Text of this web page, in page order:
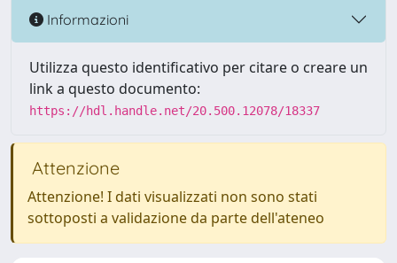
Informazioni
Utilizza questo identificativo per citare o creare un
link a questo documento:
https://hdl.handle.net/20.500.12078/18337
Attenzione
Attenzione! I dati visualizzati non sono stati
sottoposti a validazione da parte dell'ateneo